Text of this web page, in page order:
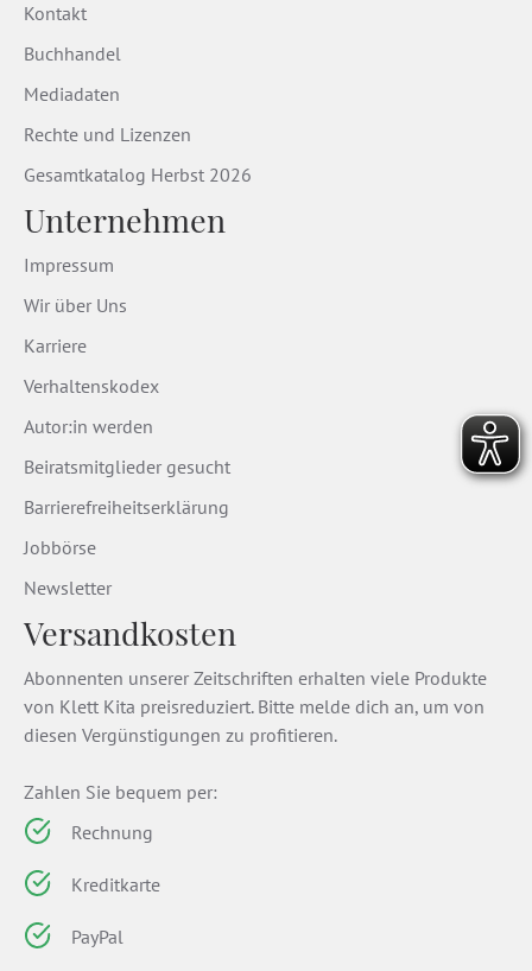
Kontakt
Buchhandel
Mediadaten
Rechte und Lizenzen
Gesamtkatalog Herbst 2026
Unternehmen
Impressum
Wir über Uns
Karriere
Verhaltenskodex
Autor:in werden
Beiratsmitglieder gesucht
Barrierefreiheitserklärung
Jobbörse
Newsletter
Versandkosten
Abonnenten unserer Zeitschriften erhalten viele Produkte
von Klett Kita preisreduziert. Bitte melde dich an, um von
diesen Vergünstigungen zu profitieren.
Zahlen Sie bequem per:
Rechnung
Kreditkarte
PayPal